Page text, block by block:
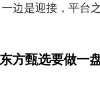
边是迎接，平台
方甄选要做一